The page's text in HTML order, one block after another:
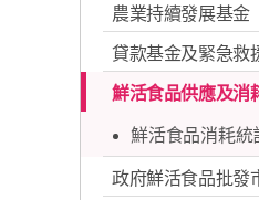
安全及適當使用
申請機械及其借
農地復耕計劃
良好農業規範-作
農業持續發展基金
貸款基金及緊急救
緊急救援基金
嘉道理農業輔助
蔬菜統營處貸款
鮮活食品供應及消
鮮活食品消耗統
政府鮮活食品批發